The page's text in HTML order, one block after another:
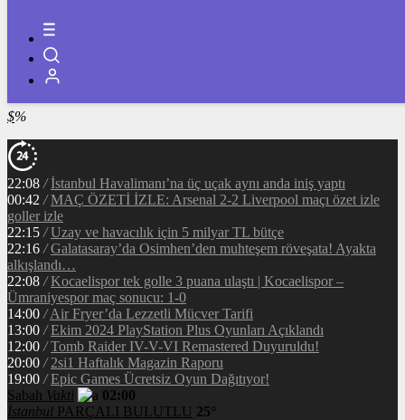
RİPPLE
TETHER
$%
22:08 / İstanbul Havalimanı’na üç uçak aynı anda iniş yaptı
00:42 / MAÇ ÖZETİ İZLE: Arsenal 2-2 Liverpool maçı özet izle
goller izle
22:15 / Uzay ve havacılık için 5 milyar TL bütçe
22:16 / Galatasaray’da Osimhen’den muhteşem röveşata! Ayakta
alkışlandı…
22:08 / Kocaelispor tek golle 3 puana ulaştı | Kocaelispor –
Ümraniyespor maç sonucu: 1-0
14:00 / Air Fryer’da Lezzetli Mücver Tarifi
13:00 / Ekim 2024 PlayStation Plus Oyunları Açıklandı
12:00 / Tomb Raider IV-V-VI Remastered Duyuruldu!
20:00 / 2si1 Haftalık Magazin Raporu
19:00 / Epic Games Ücretsiz Oyun Dağıtıyor!
Sabah Vakti
02:00
İstanbul PARÇALI BULUTLU 25°